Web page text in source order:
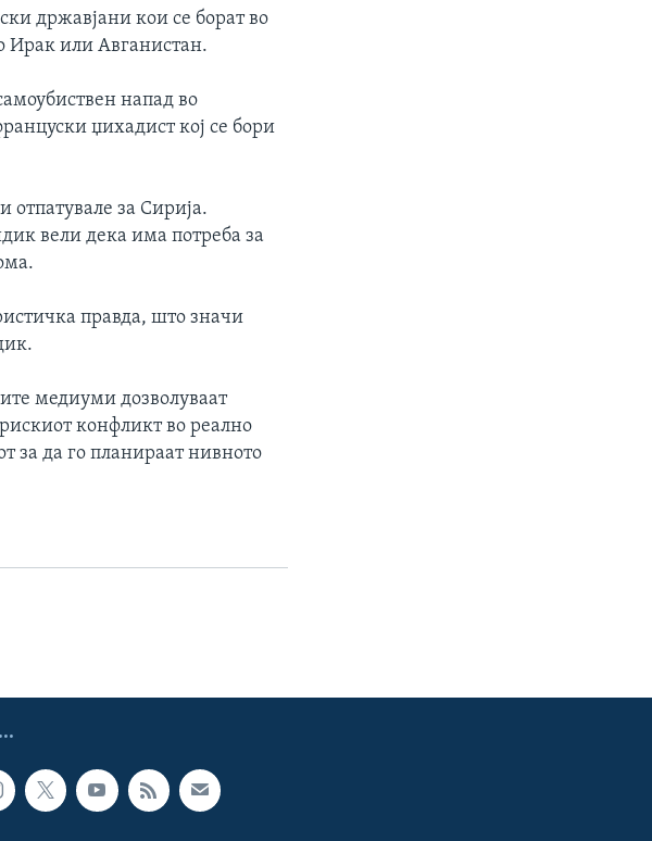
државјани кои се борат во
Ирак или Авганистан.
напад во
џихадист кој се бори
отпатувале за Сирија.
вели дека има потреба за
правда, што значи
медиуми дозволуваат
конфликт во реално
за да го планираат нивното